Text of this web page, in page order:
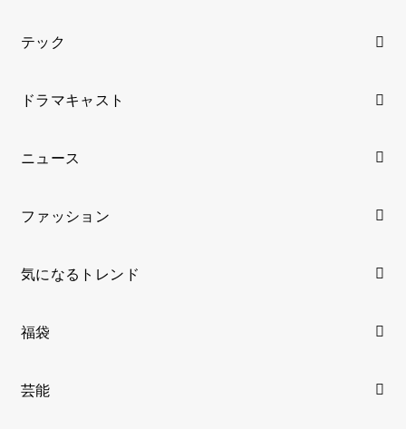
テック
ドラマキャスト
ニュース
ファッション
気になるトレンド
福袋
芸能